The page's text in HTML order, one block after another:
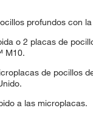
profundos con
o 2 placas de
M10.
de pocillos
a las microplacas.